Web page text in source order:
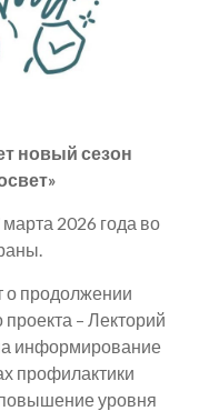
новый сезон
2026 года во
о продолжении
– Лекторий
информирование
профилактики
уровня